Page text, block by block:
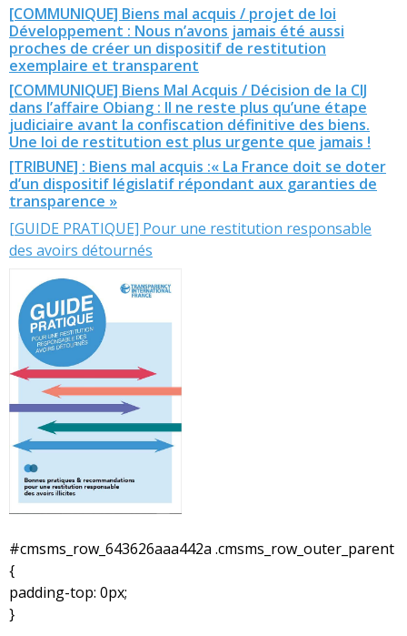
[COMMUNIQUE] Biens mal acquis / projet de loi
Développement : Nous n’avons jamais été aussi
proches de créer un dispositif de restitution
exemplaire et transparent
[COMMUNIQUE] Biens Mal Acquis / Décision de la CIJ
dans l’affaire Obiang : Il ne reste plus qu’une étape
judiciaire avant la confiscation définitive des biens.
Une loi de restitution est plus urgente que jamais !
[TRIBUNE] : Biens mal acquis :« La France doit se doter
d’un dispositif législatif répondant aux garanties de
transparence »
[GUIDE PRATIQUE] Pour une restitution responsable
des avoirs détournés
#cmsms_row_643626aaa442a .cmsms_row_outer_parent
{
padding-top: 0px;
}